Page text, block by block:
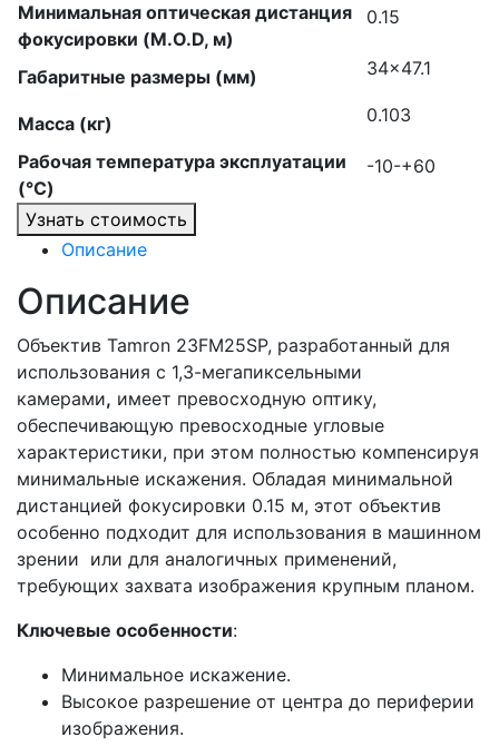
Минимальная оптическая дистанция
фокусировки (M.O.D, м)
0.15
Габаритные размеры (мм) 34×47.1
Масса (кг) 0.103
Рабочая температура эксплуатации
(°C)
-10-+60
Узнать стоимость
Описание
Описание
Объектив Tamron 23FM25SP, разработанный для
использования с 1,3-мегапиксельными
камерами, имеет превосходную оптику,
обеспечивающую превосходные угловые
характеристики, при этом полностью компенсируя
минимальные искажения. Обладая минимальной
дистанцией фокусировки 0.15 м, этот объектив
особенно подходит для использования в машинном
зрении или для аналогичных применений,
требующих захвата изображения крупным планом.
Ключевые особенности:
Минимальное искажение.
Высокое разрешение от центра до периферии
изображения.